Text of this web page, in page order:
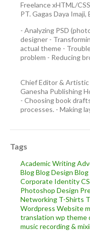
Freelance xHTML/
PT. Gagas Daya Imaji,
- Analyzing PSD
designer -
actual theme -
problem - Reducing
Chief Editor &
Ganesha Publishing
- Choosing book
processes. - Making
Tags
Academic Writing
BlogBlog Design
Corporate Identity
Photoshop Design
Networking T-Shirts
Wordpress Website
translation wp theme
music recording &